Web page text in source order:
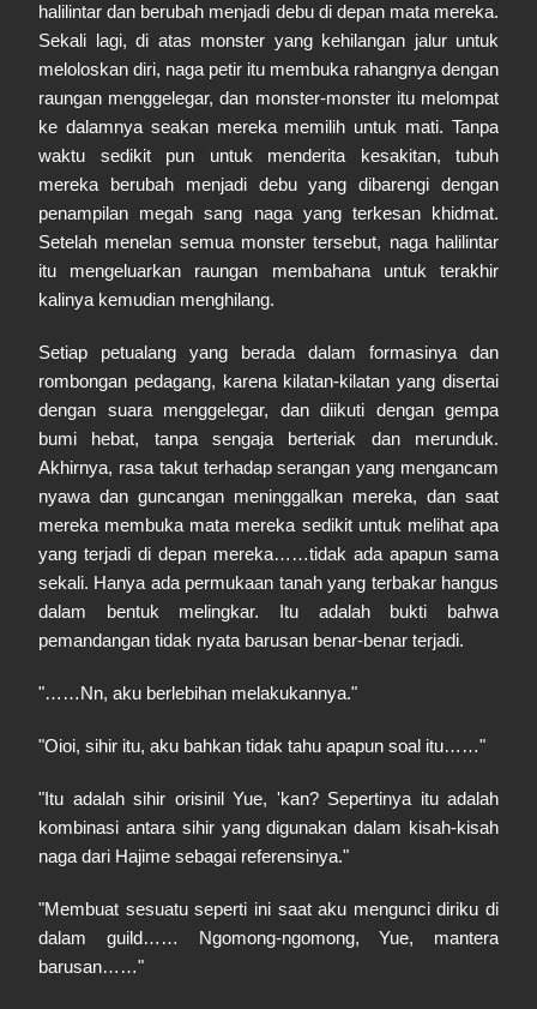
halilintar dan berubah menjadi debu di depan mata mereka.
Sekali lagi, di atas monster yang kehilangan jalur untuk
meloloskan diri, naga petir itu membuka rahangnya dengan
raungan menggelegar, dan monster-monster itu melompat
ke dalamnya seakan mereka memilih untuk mati. Tanpa
waktu sedikit pun untuk menderita kesakitan, tubuh
mereka berubah menjadi debu yang dibarengi dengan
penampilan megah sang naga yang terkesan khidmat.
Setelah menelan semua monster tersebut, naga halilintar
itu mengeluarkan raungan membahana untuk terakhir
kalinya kemudian menghilang.
Setiap petualang yang berada dalam formasinya dan
rombongan pedagang, karena kilatan-kilatan yang disertai
dengan suara menggelegar, dan diikuti dengan gempa
bumi hebat, tanpa sengaja berteriak dan merunduk.
Akhirnya, rasa takut terhadap serangan yang mengancam
nyawa dan guncangan meninggalkan mereka, dan saat
mereka membuka mata mereka sedikit untuk melihat apa
yang terjadi di depan mereka……tidak ada apapun sama
sekali. Hanya ada permukaan tanah yang terbakar hangus
dalam bentuk melingkar. Itu adalah bukti bahwa
pemandangan tidak nyata barusan benar-benar terjadi.
"……Nn, aku berlebihan melakukannya."
"Oioi, sihir itu, aku bahkan tidak tahu apapun soal itu……"
"Itu adalah sihir orisinil Yue, 'kan? Sepertinya itu adalah
kombinasi antara sihir yang digunakan dalam kisah-kisah
naga dari Hajime sebagai referensinya."
"Membuat sesuatu seperti ini saat aku mengunci diriku di
dalam guild…… Ngomong-ngomong, Yue, mantera
barusan……"